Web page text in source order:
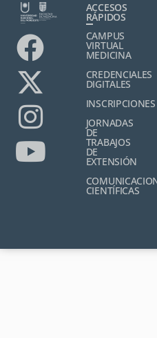
ACCESOS
RÁPIDOS
CAMPUS
VIRTUAL
MEDICINA
CREDENCIALES
DIGITALES
INSCRIPCIONES
JORNADAS
DE
TRABAJOS
DE
EXTENSIÓN
CIENTÍFICAS